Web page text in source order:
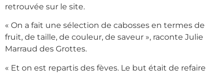
retrouvée sur le site.
« On a fait une sélection de cabosses en termes de
fruit, de taille, de couleur, de saveur », raconte Julie
Marraud des Grottes.
« Et on est repartis des fèves. Le but était de refaire